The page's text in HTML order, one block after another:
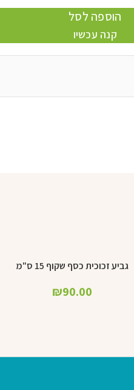
הוספה לסל
קנה עכשיו
הוספה לסל
גביע זכוכית כסף שקוף 15 ס"מ
₪90.00